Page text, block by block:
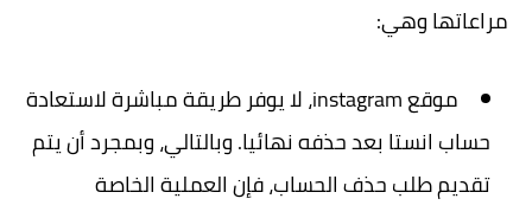
مراعاتها وهي:
موقع instagram، لا يوفر طريقة مباشرة لاستعادة
حساب انستا بعد حذفه نهائيا. وبالتالي، وبمجرد أن يتم
تقديم طلب حذف الحساب، فإن العملية الخاصة